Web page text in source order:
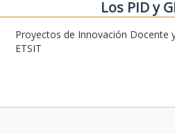
Los PID y
Proyectos de Innovación Docente
ETSIT